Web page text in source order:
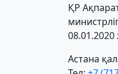
ҚР
08.01.2020
Астана